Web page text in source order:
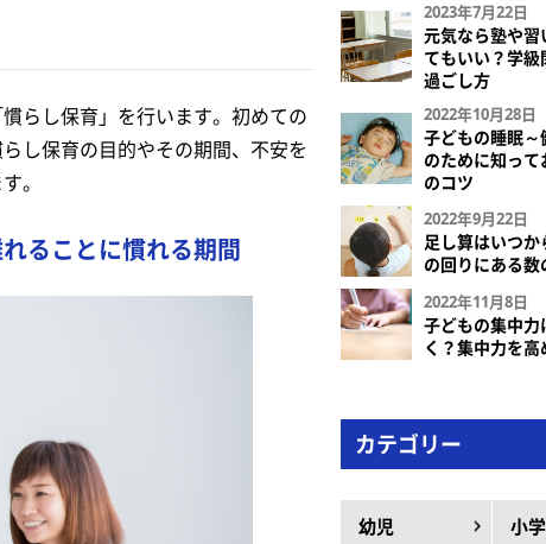
らし保育」を行います。初めての
し保育の目的やその期間、不安を
。
ることに慣れる期間
2023年7月22日
元気なら塾や習
てもいい？学級
過ごし方
2022年10月28日
子どもの睡眠～
のために知って
のコツ
2022年9月22日
足し算はいつ
の回りにある数
2022年11月8日
子どもの集中力
く？集中力を
カテゴリー
幼児 小